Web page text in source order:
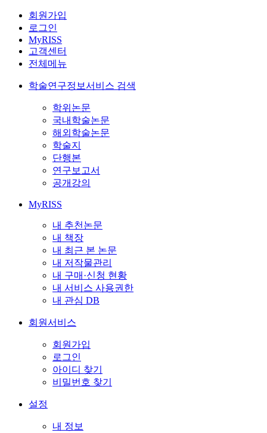
회원가입
로그인
MyRISS
고객센터
전체메뉴
학술연구정보서비스 검색
학위논문
국내학술논문
해외학술논문
학술지
단행본
연구보고서
공개강의
MyRISS
내 추천논문
내 책장
내 최근 본 논문
내 저작물관리
내 구매·신청 현황
내 서비스 사용권한
내 관심 DB
회원서비스
회원가입
로그인
아이디 찾기
비밀번호 찾기
설정
내 정보